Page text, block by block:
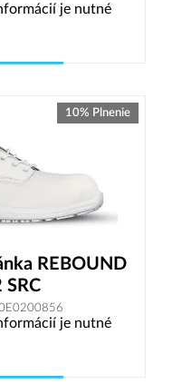
je nutné
10% Plnenie
REBOUND
SRC
je nutné